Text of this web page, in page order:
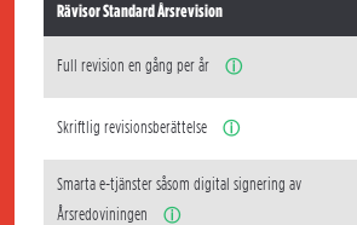
Rävisor Standard Årsrevision
Full revision en gång per år ⓘ
Skriftlig revisionsberättelse ⓘ
Smarta e-tjänster såsom digital signering av
Årsredoviningen
ⓘ